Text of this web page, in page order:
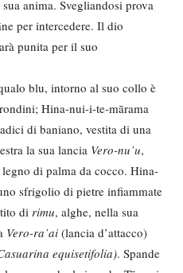
anima. Svegliandosi prova
per intercedere. Il dio
punita per il suo
blu, intorno al suo collo è
Hina-nui-i-te-mārama
di baniano, vestita di una
la sua lancia Vero-nu’u,
di palma da cocco. Hina-
sfrigolio di pietre infiammate
di rimu, alghe, nella sua
Vero-ra’ai (lancia d’attacco)
equisetifolia). Spande